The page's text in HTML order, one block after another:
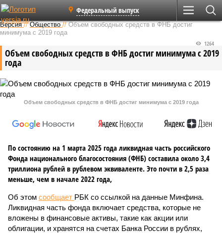
Федеральный выпуск
Версия //Общество //Объем свободных средств в ФНБ достиг
минимума с 2019 года
Объем свободных средств в ФНБ достиг минимума с 2019
года
1264
Объем свободных средств в ФНБ достиг минимума с 2019 года
По состоянию на 1 марта 2025 года ликвидная часть российского
Фонда национального благосостояния (ФНБ) составила около 3,4
триллиона рублей в рублевом эквиваленте. Это почти в 2,5 раза
меньше, чем в начале 2022 года,
Об этом сообщает РБК со ссылкой на данные Минфина.
Ликвидная часть фонда включает средства, которые не
вложены в финансовые активы, такие как акции или
облигации, и хранятся на счетах Банка России в рублях,